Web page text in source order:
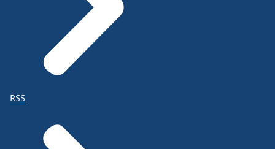
RSS